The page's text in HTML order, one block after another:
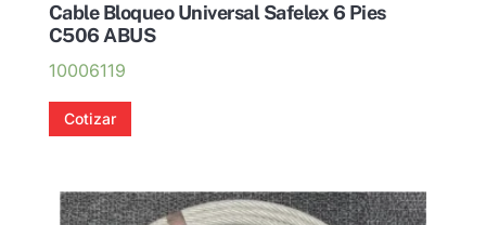
Cable Bloqueo Universal Safelex 6 Pies
C506 ABUS
10006119
Cotizar